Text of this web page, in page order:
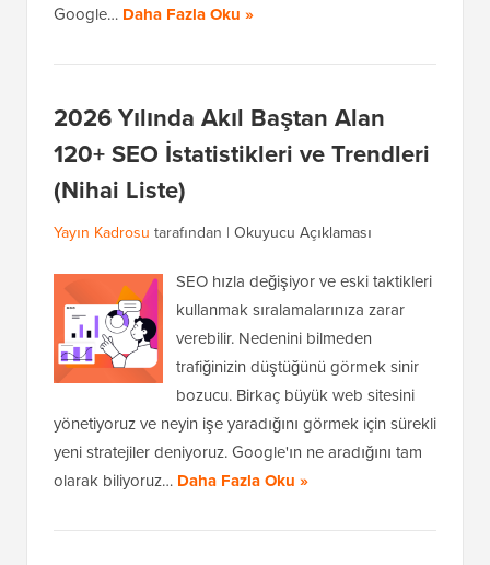
Google… Daha Fazla Oku »
2026 Yılında Akıl Baştan Alan
120+ SEO İstatistikleri ve Trendleri
(Nihai Liste)
Yayın Kadrosu tarafından | Okuyucu Açıklaması
SEO hızla değişiyor ve eski taktikleri
kullanmak sıralamalarınıza zarar
verebilir. Nedenini bilmeden
trafiğinizin düştüğünü görmek sinir
bozucu. Birkaç büyük web sitesini
yönetiyoruz ve neyin işe yaradığını görmek için sürekli
yeni stratejiler deniyoruz. Google'ın ne aradığını tam
olarak biliyoruz… Daha Fazla Oku »